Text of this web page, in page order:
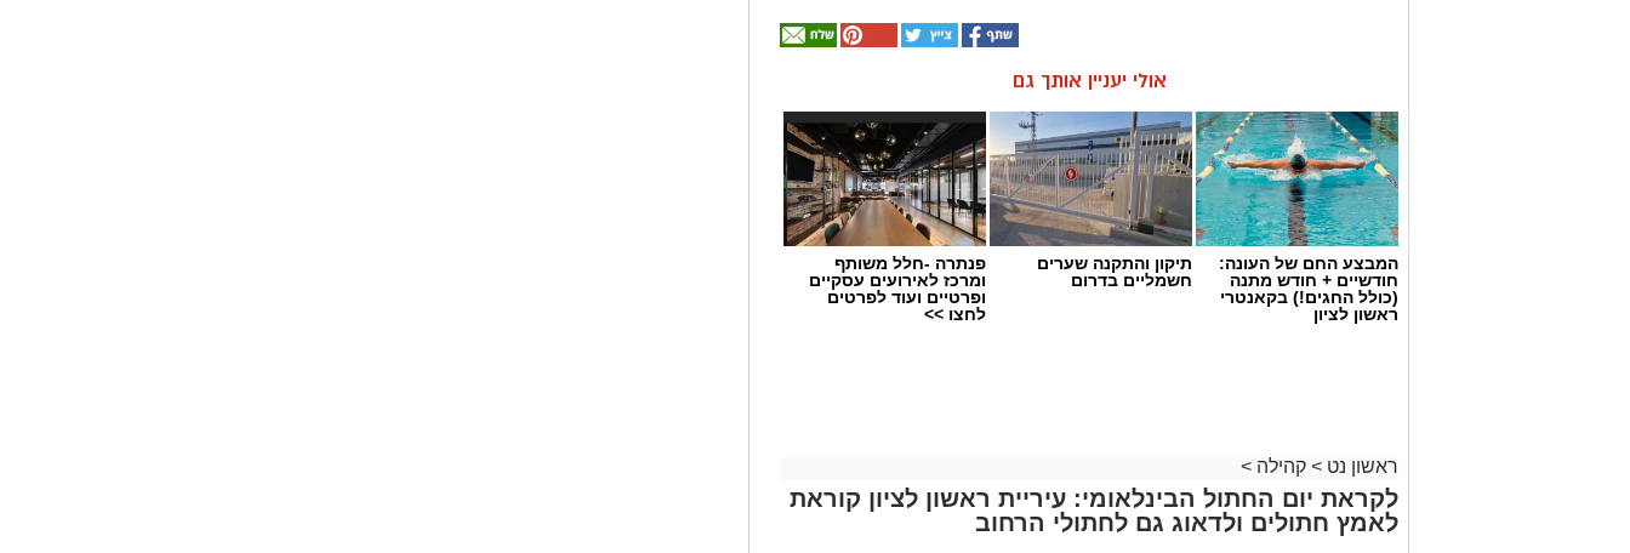
אולי יעניין אותך גם
המבצע החם של העונה:
חודשיים + חודש מתנה
(כולל החגים!) בקאנטרי
ראשון לציון
תיקון והתקנה שערים
חשמליים בדרום
פנתרה -חלל משותף
ומרכז לאירועים עסקיים
ופרטיים ועוד לפרטים
לחצו >>
ראשון נט > קהילה >
לקראת יום החתול הבינלאומי: עיריית ראשון לציון קוראת
לאמץ חתולים ולדאוג גם לחתולי הרחוב